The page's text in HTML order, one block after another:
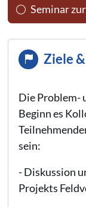
Seminar
Ziele
Die Problem-
Beginn es
sein:
- Diskussion
Projekts